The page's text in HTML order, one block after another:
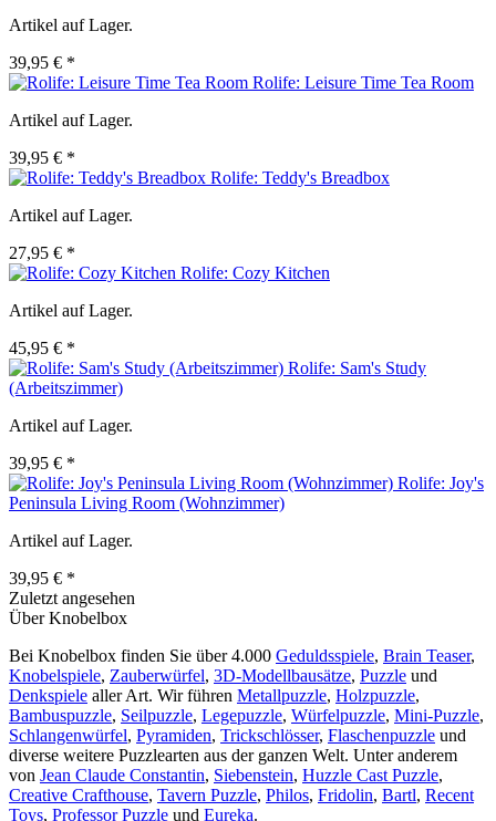
Artikel auf Lager.
39,95 € *
Rolife: Leisure Time Tea Room
Artikel auf Lager.
39,95 € *
Rolife: Teddy's Breadbox
Artikel auf Lager.
27,95 € *
Rolife: Cozy Kitchen
Artikel auf Lager.
45,95 € *
Rolife: Sam's Study
(Arbeitszimmer)
Artikel auf Lager.
39,95 € *
Rolife: Joy's
Peninsula Living Room (Wohnzimmer)
Artikel auf Lager.
39,95 € *
Zuletzt angesehen
Über Knobelbox
Bei Knobelbox finden Sie über 4.000 Geduldsspiele, Brain Teaser,
Knobelspiele, Zauberwürfel, 3D-Modellbausätze, Puzzle und
Denkspiele aller Art. Wir führen Metallpuzzle, Holzpuzzle,
Bambuspuzzle, Seilpuzzle, Legepuzzle, Würfelpuzzle, Mini-Puzzle,
Schlangenwürfel, Pyramiden, Trickschlösser, Flaschenpuzzle und
diverse weitere Puzzlearten aus der ganzen Welt. Unter anderem
von Jean Claude Constantin, Siebenstein, Huzzle Cast Puzzle,
Creative Crafthouse, Tavern Puzzle, Philos, Fridolin, Bartl, Recent
Toys, Professor Puzzle und Eureka.